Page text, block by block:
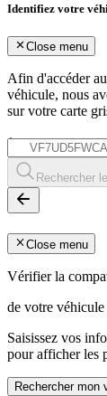
Identifiez votre
Close menu
Afin d'accéder
véhicule, nous
sur votre carte
*
Rechercher
Close menu
Vérifier la
de votre véhicule
Saisissez vos
pour afficher les
Rechercher mon